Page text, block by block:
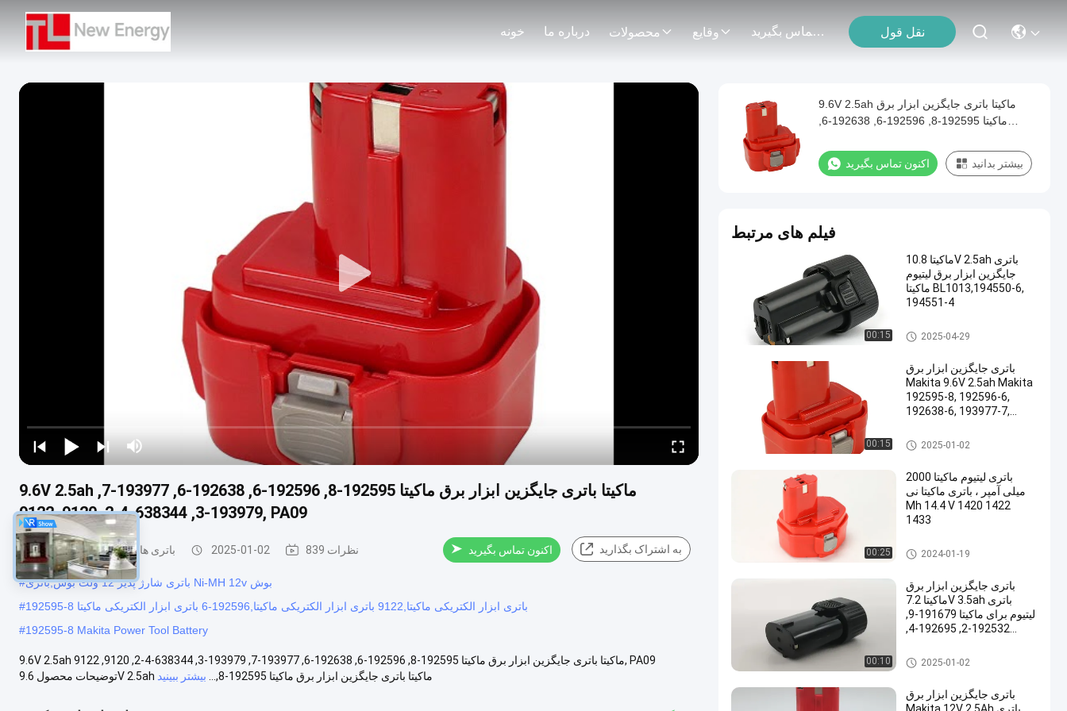
خونه درباره ما محصولات وقایع با ما تماس بگیرید نقل قول
9.6V 2.5ah ماکیتا باتری جایگزین ابزار برق ماکیتا 192595-8, 192596-6, 192638-6, 193977-7,
193979-3, 638344-4-2, 9120, 9122, PA09
باتری های لیتیوم برای ابزار برق 2025-01-02 839 نظرات اکنون تماس بگیرید به اشتراک بگذارید
#
باتری شارژ پذیر 12 ولت بوش,باتری Ni-MH 12v بوش
#
192595-8 باتری ابزار الکتریکی ماکیتا,9122 باتری ابزار الکتریکی ماکیتا,192596-6 باتری ابزار الکتریکی ماکیتا
#192595-8 Makita Power Tool Battery
9.6V 2.5ah ماکیتا باتری جایگزین ابزار برق ماکیتا 192595-8, 192596-6, 192638-6, 193977-7, 193979-3, 638344-4-2, 9120, 9122, PA09
توضیحات محصول 9.6V 2.5ah ماکیتا باتری جایگزین ابزار برق ماکیتا 192595-8,...
بیشتر ببینید
9.6V 2.5ah ماکیتا باتری جایگزین ابزار برق
9122, PA09
اکنون تماس بگیرید بیشتر بدانید
فیلم های مرتبط
00:15
ماکیتا 10.8V 2.5ah باتری
جایگزین ابزار برق لیتیوم
ماکیتا BL1013,194550-6,
194551-4
باتری ابزار الکتریکی ماکیتا
2025-04-29
00:15
باتری جایگزین ابزار برق
Makita 9.6V 2.5ah Makita
192595-8, 192596-6,
192638-6, 193977-7,
9120, 9122, PA09
باتری ابزار الکتریکی ماکیتا
2025-01-02
00:25
باتری لیتیوم ماکیتا 2000
میلی آمپر ، باتری ماکیتا نی
Mh 14.4 V 1420 1422
1433
باتری ابزار الکتریکی ماکیتا
2024-01-19
00:10
باتری جایگزین ابزار برق
ماکیتا 7.2V 3.5ah باتری
لیتیوم برای ماکیتا 191679-9,
192532-2, 192695-4,
7000, 7002, 7033
باتری ابزار الکتریکی ماکیتا
2025-01-02
باتری جایگزین ابزار برق